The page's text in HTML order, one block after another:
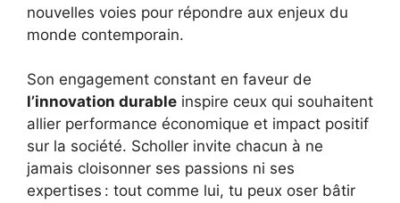
nouvelles voies pour répondre aux enjeux du
monde contemporain.
Son engagement constant en faveur de
l’innovation durable inspire ceux qui souhaitent
allier performance économique et impact positif
sur la société. Scholler invite chacun à ne
jamais cloisonner ses passions ni ses
expertises : tout comme lui, tu peux oser bâtir